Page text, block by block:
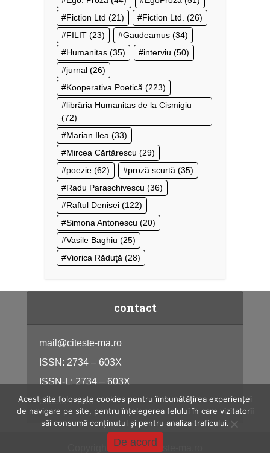
Fiction Ltd (21) Fiction Ltd. (26)
FILIT (23) Gaudeamus (34)
Humanitas (35) interviu (50)
jurnal (26)
Kooperativa Poetică (223)
librăria Humanitas de la Cișmigiu
(72)
Marian Ilea (33)
Mircea Cărtărescu (29)
poezie (62) proză scurtă (35)
Radu Paraschivescu (36)
Raftul Denisei (122)
Simona Antonescu (20)
Vasile Baghiu (25)
Viorica Răduţă (28)
contact
mail@citeste-ma.ro
ISSN: 2734 – 603X
ISSN-L: 2734 – 603X
citeste-ma.ro
Copyright © 2026, citeste-ma.ro
Acest site folosește cookies pentru îmbunătățirea experienței
de navigare pe site, pentru înțelegerea felului în care vizitatorii
săi consumă conținutul și pentru analiza traficului.
De acord